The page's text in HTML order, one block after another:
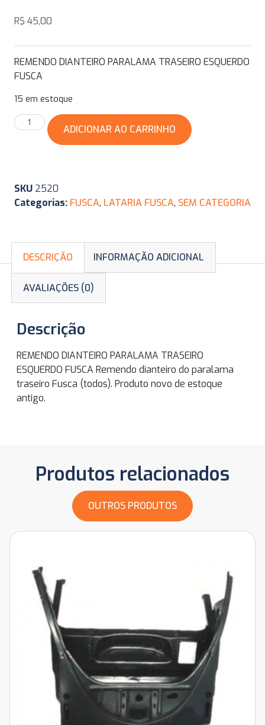
R$ 45,00
REMENDO DIANTEIRO PARALAMA TRASEIRO ESQUERDO
FUSCA
15 em estoque
ADICIONAR AO CARRINHO
SKU 2520
Categorias: FUSCA, LATARIA FUSCA, SEM CATEGORIA
DESCRIÇÃO INFORMAÇÃO ADICIONAL
AVALIAÇÕES (0)
Descrição
REMENDO DIANTEIRO PARALAMA TRASEIRO
ESQUERDO FUSCA Remendo dianteiro do paralama
traseiro Fusca (todos). Produto novo de estoque
antigo.
Produtos relacionados
OUTROS PRODUTOS